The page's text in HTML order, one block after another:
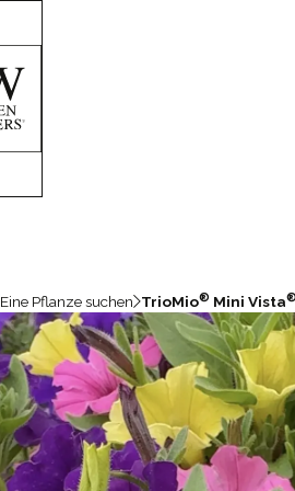
Eine Pflanze suchen TrioMio® Mini Vista®